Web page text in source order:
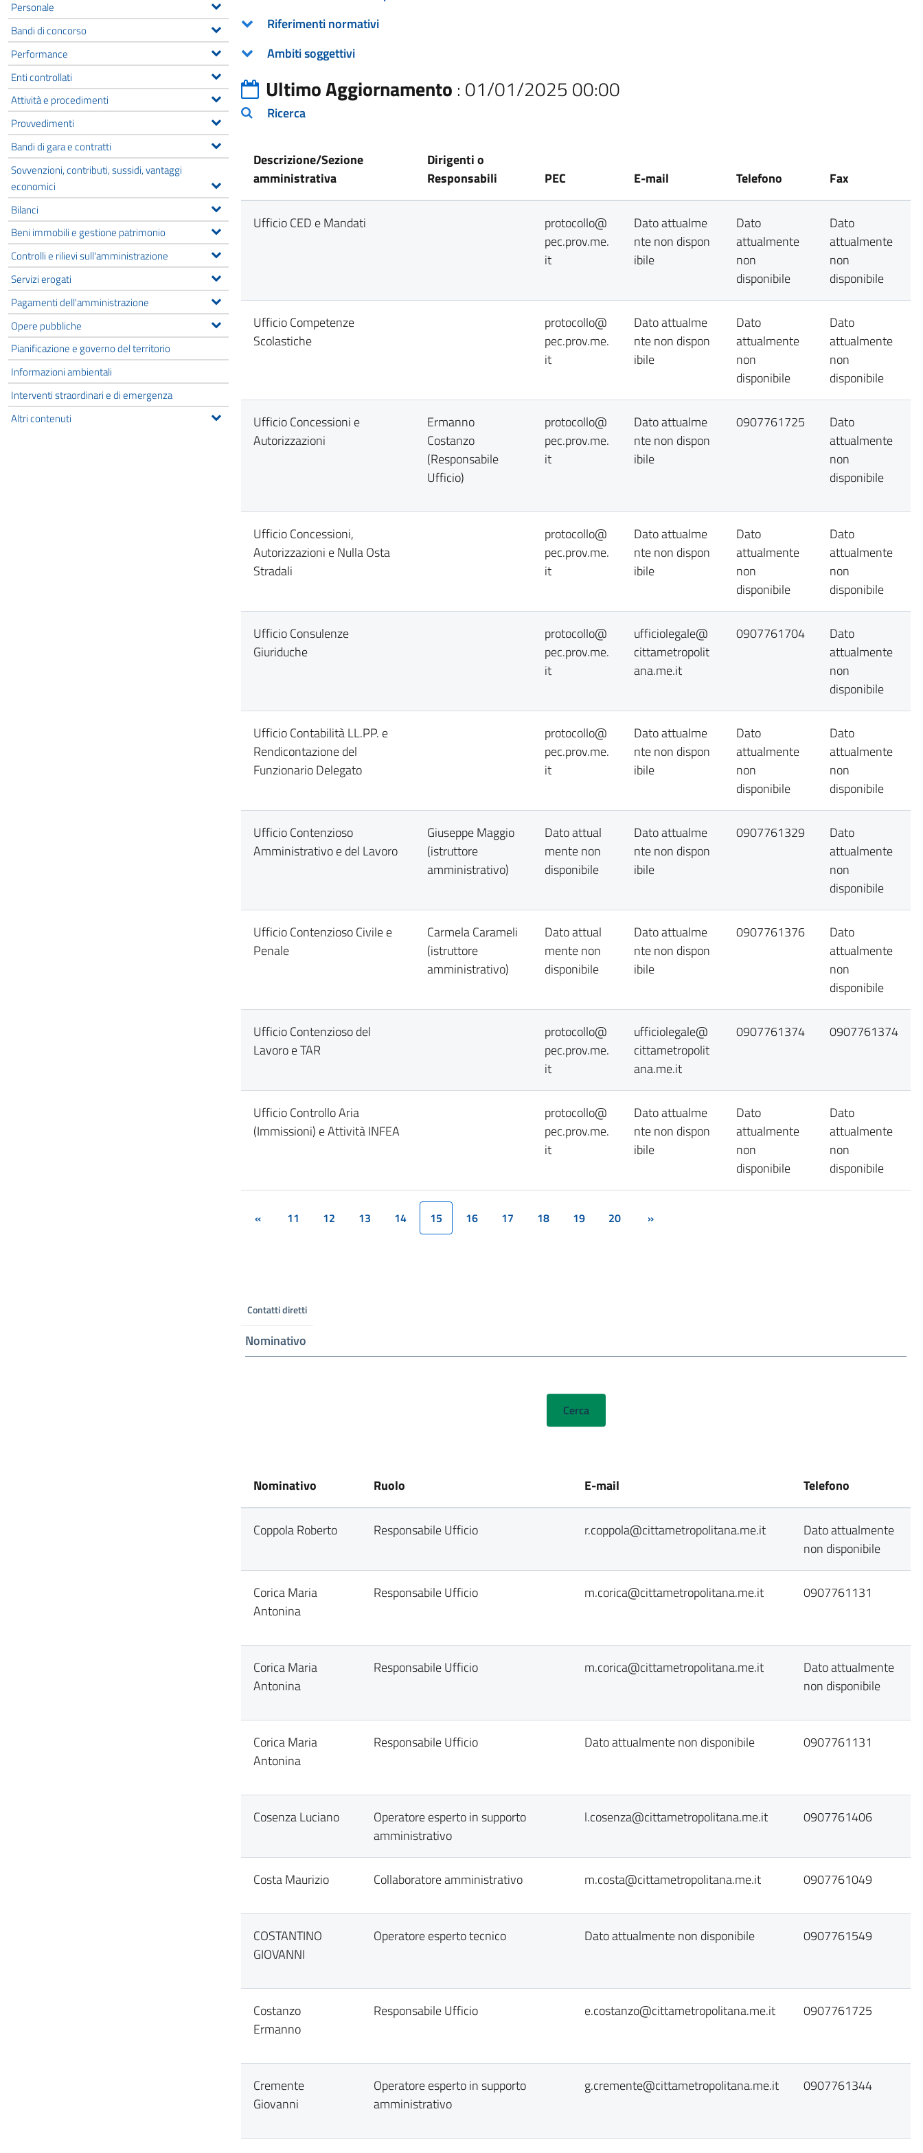
Personale
Bandi di concorso
Performance
Enti controllati
Attività e procedimenti
Provvedimenti
Bandi di gara e contratti
Sovvenzioni, contributi, sussidi, vantaggi
economici
Bilanci
Beni immobili e gestione patrimonio
Controlli e rilievi sull'amministrazione
Servizi erogati
Pagamenti dell'amministrazione
Opere pubbliche
Pianificazione e governo del territorio
Informazioni ambientali
Interventi straordinari e di emergenza
Altri contenuti
Riferimenti normativi
Ambiti soggettivi
Ultimo Aggiornamento : 01/01/2025 00:00
Ricerca
Descrizione/Sezione
amministrativa
Dirigenti o
Responsabili
PEC E-mail Telefono Fax
Ufficio CED e Mandati
protocollo@
pec.prov.me.
it
Dato attualme
nte non dispon
ibile
Dato
attualmente
non
disponibile
Dato
attualmente
non
disponibile
Ufficio Competenze
Scolastiche
protocollo@
pec.prov.me.
it
Dato attualme
nte non dispon
ibile
Dato
attualmente
non
disponibile
Dato
attualmente
non
disponibile
Ufficio Concessioni e
Autorizzazioni
Ermanno
Costanzo
(Responsabile
Ufficio)
protocollo@
pec.prov.me.
it
Dato attualme
nte non dispon
ibile
0907761725
Dato
attualmente
non
disponibile
Ufficio Concessioni,
Autorizzazioni e Nulla Osta
Stradali
protocollo@
pec.prov.me.
it
Dato attualme
nte non dispon
ibile
Dato
attualmente
non
disponibile
Dato
attualmente
non
disponibile
Ufficio Consulenze
Giuriduche
protocollo@
pec.prov.me.
it
ufficiolegale@
cittametropolit
ana.me.it
0907761704
Dato
attualmente
non
disponibile
Ufficio Contabilità LL.PP. e
Rendicontazione del
Funzionario Delegato
protocollo@
pec.prov.me.
it
Dato attualme
nte non dispon
ibile
Dato
attualmente
non
disponibile
Dato
attualmente
non
disponibile
Ufficio Contenzioso
Amministrativo e del Lavoro
Giuseppe Maggio
(istruttore
amministrativo)
Dato attual
mente non
disponibile
Dato attualme
nte non dispon
ibile
0907761329
Dato
attualmente
non
disponibile
Ufficio Contenzioso Civile e
Penale
Carmela Carameli
(istruttore
amministrativo)
Dato attual
mente non
disponibile
Dato attualme
nte non dispon
ibile
0907761376
Dato
attualmente
non
disponibile
Ufficio Contenzioso del
Lavoro e TAR
protocollo@
pec.prov.me.
it
ufficiolegale@
cittametropolit
ana.me.it
0907761374 0907761374
Ufficio Controllo Aria
(Immissioni) e Attività INFEA
protocollo@
pec.prov.me.
it
Dato attualme
nte non dispon
ibile
Dato
attualmente
non
disponibile
Dato
attualmente
non
disponibile
« 11 12 13 14 15(current)
16 17 18 19 20 »
Contatti diretti
Nominativo
Nominativo Ruolo E-mail Telefono
Coppola Roberto Responsabile Ufficio r.coppola@cittametropolitana.me.it
Dato attualmente
non disponibile
Corica Maria
Antonina
Responsabile Ufficio m.corica@cittametropolitana.me.it 0907761131
Corica Maria
Antonina
Responsabile Ufficio m.corica@cittametropolitana.me.it
Dato attualmente
non disponibile
Corica Maria
Antonina
Responsabile Ufficio Dato attualmente non disponibile 0907761131
Cosenza Luciano
Operatore esperto in supporto
amministrativo
l.cosenza@cittametropolitana.me.it 0907761406
Costa Maurizio Collaboratore amministrativo m.costa@cittametropolitana.me.it 0907761049
COSTANTINO
GIOVANNI
Operatore esperto tecnico Dato attualmente non disponibile 0907761549
Costanzo
Ermanno
Responsabile Ufficio e.costanzo@cittametropolitana.me.it 0907761725
Cremente
Giovanni
Operatore esperto in supporto
amministrativo
g.cremente@cittametropolitana.me.it 0907761344